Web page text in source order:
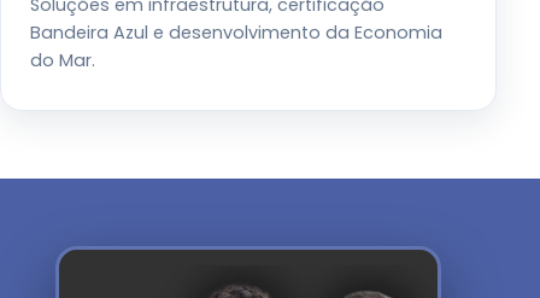
Soluções em infraestrutura, certificação
Bandeira Azul e desenvolvimento da Economia
do Mar.